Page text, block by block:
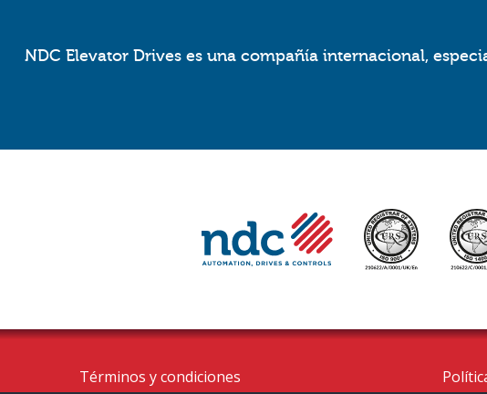
NDC Elevator Drives es una compañía internacional,
Términos y condiciones